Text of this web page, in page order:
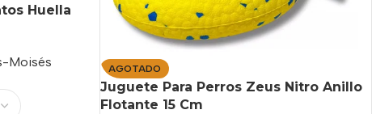
Huella
Moisés
AGOTADO
Juguete Para Perros Zeus Nitro Anillo
Flotante 15 Cm